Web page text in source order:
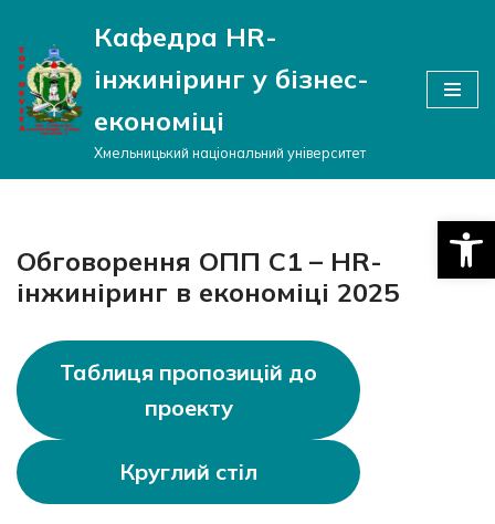
Перейти
до
вмісту
Кафедра HR-
інжиніринг у бізнес-
економіці
Хмельницький національний університет
Обговорення ОПП C1 – HR-
інжиніринг в економіці 2025
Таблиця пропозицій до
проекту
Круглий стіл